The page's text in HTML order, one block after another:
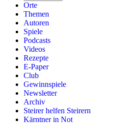
Orte
Themen
Autoren
Spiele
Podcasts
Videos
Rezepte
E-Paper
Club
Gewinnspiele
Newsletter
Archiv
Steirer helfen Steirern
Kärntner in Not